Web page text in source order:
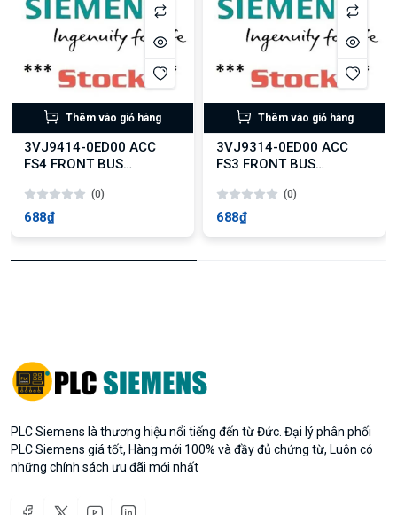
Thêm vào giỏ hàng
3VJ9414-0ED00 ACC
FS4 FRONT BUS
CONNECTORS OFFSET
4PCS
(0)
688₫
Thêm vào giỏ hàng
3VJ9314-0ED00 ACC
FS3 FRONT BUS
CONNECTORS OFFSET
4PCS
(0)
688₫
PLC Siemens là thương hiệu nổi tiếng đến từ Đức. Đại lý phân phối
PLC Siemens giá tốt, Hàng mới 100% và đầy đủ chứng từ, Luôn có
những chính sách ưu đãi mới nhất